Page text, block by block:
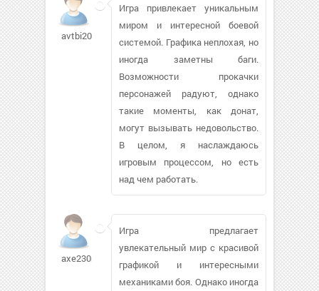
avtbi2004499
Игра привлекает уникальным
миром и интересной боевой
системой. Графика неплохая, но
иногда заметны баги.
Возможности прокачки
персонажей радуют, однако
такие моменты, как донат,
могут вызывать недовольство.
В целом, я наслаждаюсь
игровым процессом, но есть
над чем работать.
axe230ml500
Игра предлагает
увлекательный мир с красивой
графикой и интересными
механиками боя. Однако иногда